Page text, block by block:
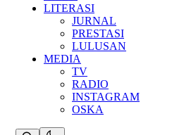
LITERASI
JURNAL
PRESTASI
LULUSAN
MEDIA
TV
RADIO
INSTAGRAM
OSKA